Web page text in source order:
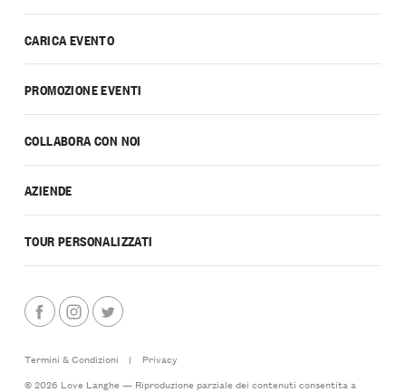
CARICA EVENTO
PROMOZIONE EVENTI
COLLABORA CON NOI
AZIENDE
TOUR PERSONALIZZATI
Termini & Condizioni |
Privacy
© 2026 Love Langhe — Riproduzione parziale dei contenuti consentita a